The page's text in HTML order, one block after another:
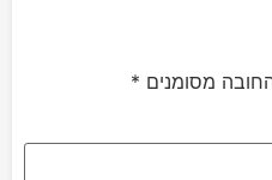
מסומנים *